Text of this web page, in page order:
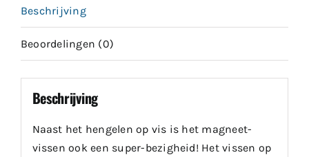
Beschrijving
Beoordelingen (0)
Beschrijving
Naast het hengelen op vis is het magneet-
vissen ook een super-bezigheid! Het vissen op